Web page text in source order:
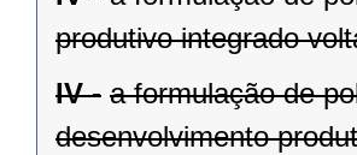
produtivo integrado
IV - a formulação de
desenvolvimento